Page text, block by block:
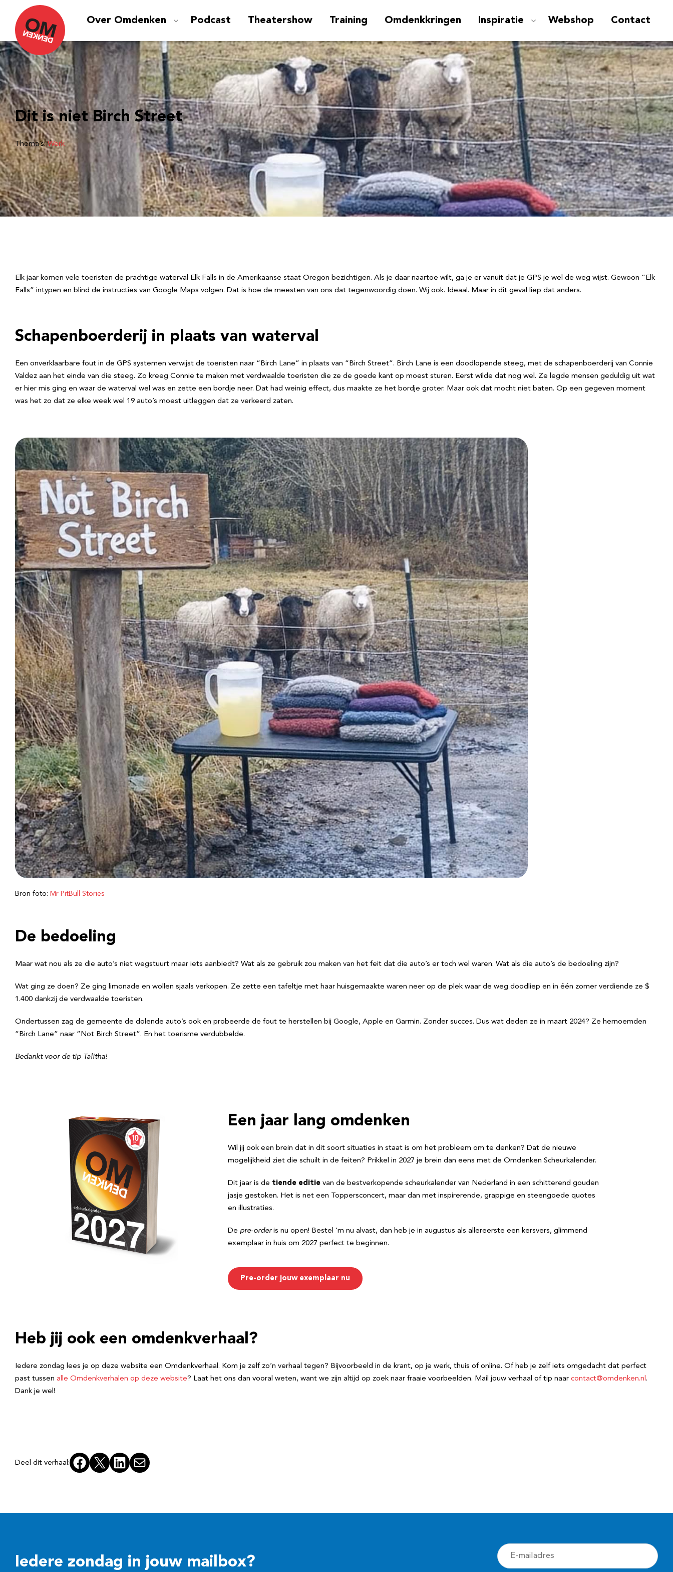
Over Omdenken Podcast Theatershow Training Omdenkkringen Inspiratie Webshop Contact
Dit is niet Birch Street
Thema’s:Werk
Elk jaar komen vele toeristen de prachtige waterval Elk Falls in de Amerikaanse staat Oregon bezichtigen. Als je daar naartoe wilt, ga je er vanuit dat je GPS je wel de weg wijst. Gewoon “Elk
Falls” intypen en blind de instructies van Google Maps volgen. Dat is hoe de meesten van ons dat tegenwoordig doen. Wij ook. Ideaal. Maar in dit geval liep dat anders.
Schapenboerderij in plaats van waterval
Een onverklaarbare fout in de GPS systemen verwijst de toeristen naar “Birch Lane” in plaats van “Birch Street”. Birch Lane is een doodlopende steeg, met de schapenboerderij van Connie
Valdez aan het einde van die steeg. Zo kreeg Connie te maken met verdwaalde toeristen die ze de goede kant op moest sturen. Eerst wilde dat nog wel. Ze legde mensen geduldig uit wat
er hier mis ging en waar de waterval wel was en zette een bordje neer. Dat had weinig effect, dus maakte ze het bordje groter. Maar ook dat mocht niet baten. Op een gegeven moment
was het zo dat ze elke week wel 19 auto’s moest uitleggen dat ze verkeerd zaten.
Bron foto: Mr PitBull Stories
De bedoeling
Maar wat nou als ze die auto’s niet wegstuurt maar iets aanbiedt? Wat als ze gebruik zou maken van het feit dat die auto’s er toch wel waren. Wat als die auto’s de bedoeling zijn?
Wat ging ze doen? Ze ging limonade en wollen sjaals verkopen. Ze zette een tafeltje met haar huisgemaakte waren neer op de plek waar de weg doodliep en in één zomer verdiende ze $
1.400 dankzij de verdwaalde toeristen.
Ondertussen zag de gemeente de dolende auto’s ook en probeerde de fout te herstellen bij Google, Apple en Garmin. Zonder succes. Dus wat deden ze in maart 2024? Ze hernoemden
“Birch Lane” naar “Not Birch Street”. En het toerisme verdubbelde.
Bedankt voor de tip Talitha!
Een jaar lang omdenken
Wil jij ook een brein dat in dit soort situaties in staat is om het probleem om te denken? Dat de nieuwe
mogelijkheid ziet die schuilt in de feiten? Prikkel in 2027 je brein dan eens met de Omdenken Scheurkalender.
Dit jaar is de tiende editie van de bestverkopende scheurkalender van Nederland in een schitterend gouden
jasje gestoken. Het is net een Toppersconcert, maar dan met inspirerende, grappige en steengoede quotes
en illustraties.
De pre-orderis nu open! Bestel ‘m nu alvast, dan heb je in augustus als allereerste een kersvers, glimmend
exemplaar in huis om 2027 perfect te beginnen.
Pre-order jouw exemplaar nu
Heb jij ook een omdenkverhaal?
Iedere zondag lees je op deze website een Omdenkverhaal. Kom je zelf zo’n verhaal tegen? Bijvoorbeeld in de krant, op je werk, thuis of online. Of heb je zelf iets omgedacht dat perfect
past tussen alle Omdenkverhalen op deze website? Laat het ons dan vooral weten, want we zijn altijd op zoek naar fraaie voorbeelden. Mail jouw verhaal of tip naar contact@omdenken.nl.
Dank je wel!
Deel dit verhaal: Facebook
X LinkedInE-mail
Iedere zondag in jouw mailbox?
E
-